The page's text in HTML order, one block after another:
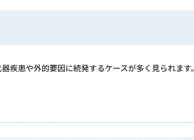
疾患や外的要因に続発するケースが多く見られます。